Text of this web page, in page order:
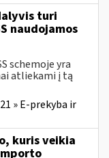
turi
naudojamos
schemoje yra
atliekami į tą
» E-prekyba ir
kuris veikia